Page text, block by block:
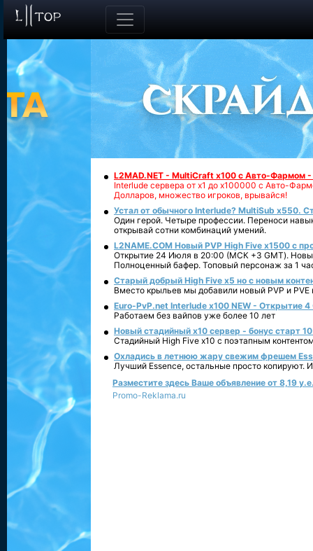
L2MAD.NET - MultiCraft x100 с Авто-Фармом
Interlude сервера от х1 до х100000 с Авто-
Долларов, множество игроков, врывайся!
Устал от обычного Interlude? MultiSub x550.
Один герой. Четыре профессии. Переноси
открывай сотни комбинаций умений.
L2NAME.COM Новый PVP High Five x1500 с
Открытие 24 Июля в 20:00 (МСК +3 GMT).
Полноценный бафер. Топовый персонаж за 1
Старый добрый High Five x5 но с новым
Вместо крыльев мы добавили новый PVP и PVE
Euro-PvP.net Interlude х100 NEW - Открытие 4
Работаем без вайпов уже более 10 лет
Новый стадийный х10 сервер - бонус старт
Стадийный High Five x10 с поэтапным
Охладись в летнюю жару свежим фрешем
Лучший Essence, остальные просто копируют.
Разместите здесь Ваше объявление от 8,19
Promo-Reklama.ru